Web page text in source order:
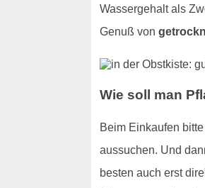
Wassergehalt als
Genuß von
Wie soll man
Beim Einkaufen
aussuchen. Und
besten auch erst